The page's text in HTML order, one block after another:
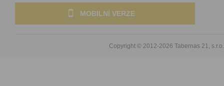
MOBILNÍ VERZE
Copyright © 2012-2026 Tabernas 21, s.r.o.